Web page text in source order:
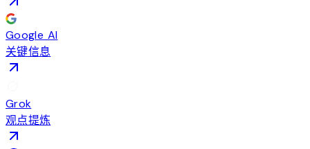
Google AI
关键信息
Grok
观点提炼